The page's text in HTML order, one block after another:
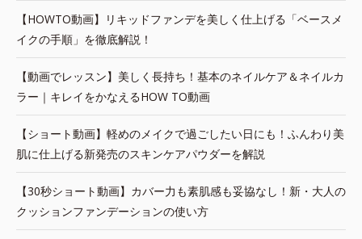
【HOWTO動画】リキッドファンデを美しく仕上げる「ベースメ
イクの手順」を徹底解説！
【動画でレッスン】美しく長持ち！基本のネイルケア＆ネイルカ
ラー｜キレイをかなえるHOW TO動画
【ショート動画】軽めのメイクで過ごしたい日にも！ふんわり美
肌に仕上げる新発売のスキンケアパウダーを解説
【30秒ショート動画】カバー力も素肌感も妥協なし！新・大人の
クッションファンデーションの使い方